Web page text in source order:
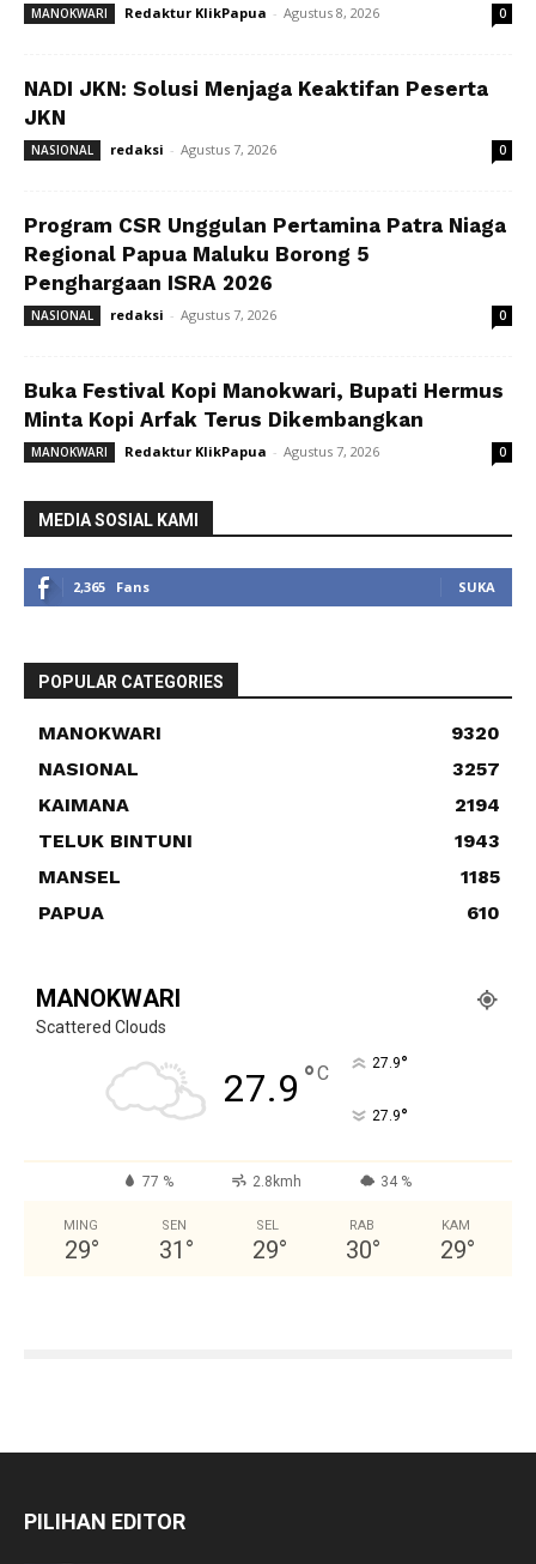
MANOKWARI Redaktur KlikPapua - Agustus 8, 2026 0
NADI JKN: Solusi Menjaga Keaktifan Peserta
JKN
NASIONAL redaksi - Agustus 7, 2026 0
Program CSR Unggulan Pertamina Patra Niaga
Regional Papua Maluku Borong 5
Penghargaan ISRA 2026
NASIONAL redaksi - Agustus 7, 2026 0
Buka Festival Kopi Manokwari, Bupati Hermus
Minta Kopi Arfak Terus Dikembangkan
MANOKWARI Redaktur KlikPapua - Agustus 7, 2026 0
MEDIA SOSIAL KAMI
2,365 Fans SUKA
POPULAR CATEGORIES
MANOKWARI
9320
NASIONAL
3257
KAIMANA
2194
TELUK BINTUNI
1943
MANSEL
1185
PAPUA
610
MANOKWARI
Scattered Clouds
27.9 °C 27.9°
27.9°
77 % 2.8kmh 34 %
MING
29°
SEN
31 °
SEL
29°
RAB
30°
KAM
29°
PILIHAN EDITOR